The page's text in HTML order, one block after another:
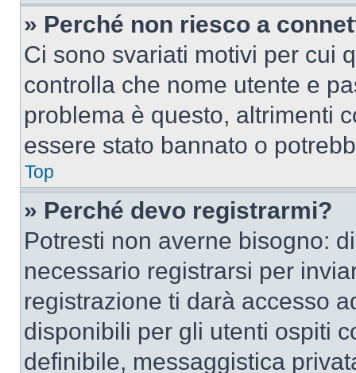
» Perché non riesco a
Ci sono svariati motivi per cui
controlla che nome utente e
problema è questo, altrimenti
essere stato bannato o
Top
» Perché devo registrarmi?
Potresti non averne bisogno:
necessario registrarsi per
registrazione ti darà accesso
disponibili per gli utenti ospiti
definibile, messaggistica